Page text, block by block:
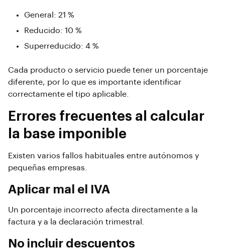
General: 21 %
Reducido: 10 %
Superreducido: 4 %
Cada producto o servicio puede tener un porcentaje
diferente, por lo que es importante identificar
correctamente el tipo aplicable.
Errores frecuentes al calcular
la base imponible
Existen varios fallos habituales entre autónomos y
pequeñas empresas.
Aplicar mal el IVA
Un porcentaje incorrecto afecta directamente a la
factura y a la declaración trimestral.
No incluir descuentos